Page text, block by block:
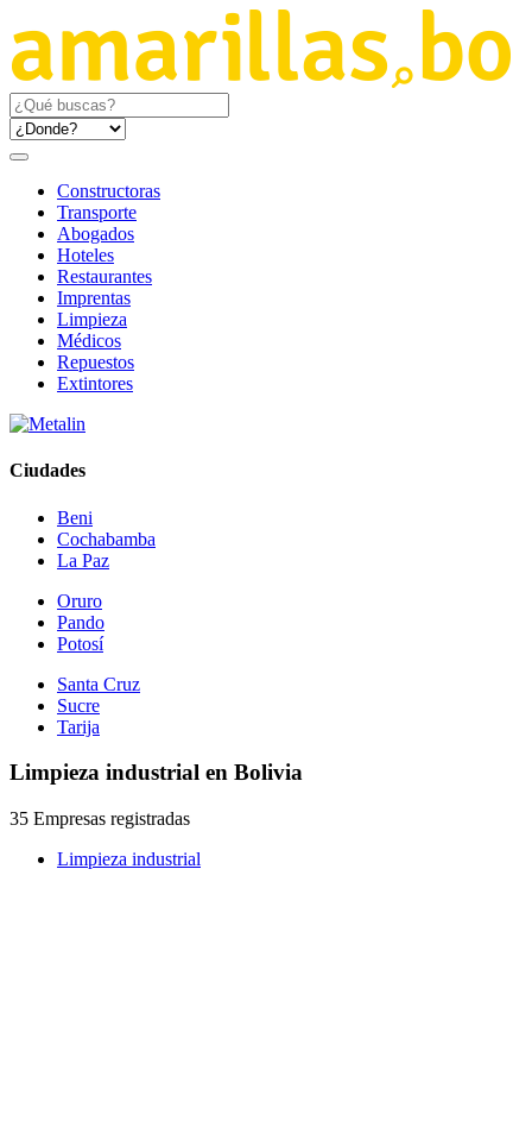
Constructoras
Transporte
Abogados
Hoteles
Restaurantes
Imprentas
Limpieza
Médicos
Repuestos
Extintores
Ciudades
Beni
Cochabamba
La Paz
Oruro
Pando
Potosí
Santa Cruz
Sucre
Tarija
Limpieza industrial en Bolivia
35 Empresas registradas
Limpieza industrial